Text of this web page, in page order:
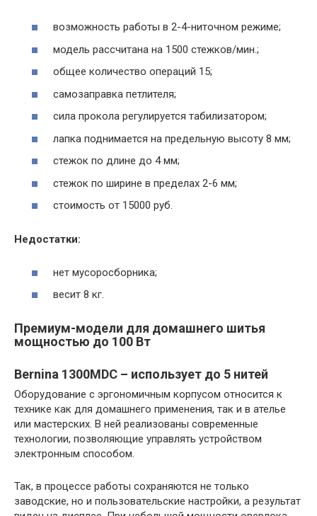
возможность работы в 2-4-ниточном режиме;
модель рассчитана на 1500 стежков/мин.;
общее количество операций 15;
самозаправка петлителя;
сила прокола регулируется табилизатором;
лапка поднимается на предельную высоту 8 мм;
стежок по длине до 4 мм;
стежок по ширине в пределах 2-6 мм;
стоимость от 15000 руб.
Недостатки:
нет мусоросборника;
весит 8 кг.
Премиум-модели для домашнего шитья
мощностью до 100 Вт
Bernina 1300MDC – использует до 5 нитей
Оборудование с эргономичным корпусом относится к
технике как для домашнего применения, так и в ателье
или мастерских. В ней реализованы современные
технологии, позволяющие управлять устройством
электронным способом.
Так, в процессе работы сохраняются не только
заводские, но и пользовательские настройки, а результат